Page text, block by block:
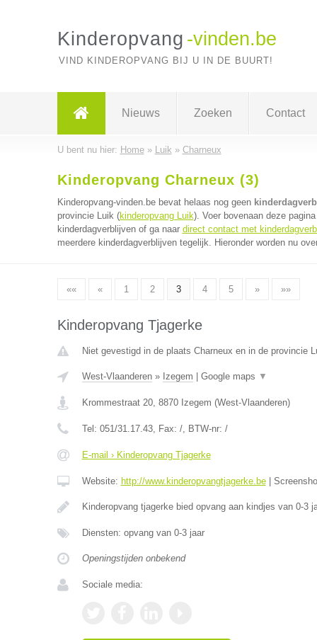
Kinderopvang -vinden.be
VIND KINDEROPVANG BIJ U IN DE BUURT!
Nieuws Zoeken Contact
U bent nu hier: Home» Luik » Charneux
Kinderopvang Charneux (3)
Kinderopvang-vinden.be bevat helaas nog geen
provincie Luik (kinderopvang Luik). Voer bovenaan deze
kinderdagverblijven of ga naar direct contact met
meerdere kinderdagverblijven tegelijk. Hieronder worden nu
«« « 1 2 3 4 5 » »»
Kinderopvang Tjagerke
Niet gevestigd in de plaats Charneux en in de provincie
West-Vlaanderen» Izegem Google maps ▼
Krommestraat 20, 8870 Izegem (West-Vlaanderen)
Tel: 051/31.17.43, Fax: /, BTW-nr: /
E-mail › Kinderopvang Tjagerke
Website: http://www.kinderopvangtjagerke.be|
Kinderopvang tjagerke bied opvang aan kindjes van 0-3
Diensten: opvang van 0-3 jaar
Openingstijden onbekend
Sociale media: